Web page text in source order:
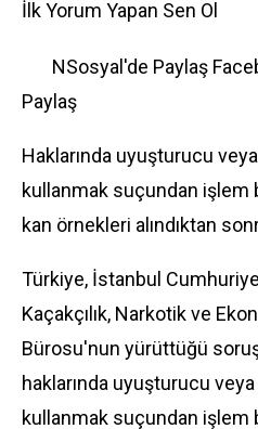
İlk Yorum Yapan Sen Ol
NSosyal'de Paylaş
Paylaş
Haklarında uyuşturucu
kullanmak suçundan işlem
kan örnekleri alındıktan
Türkiye, İstanbul
Kaçakçılık, Narkotik ve
Bürosu'nun yürüttüğü
haklarında uyuşturucu veya
kullanmak suçundan işlem